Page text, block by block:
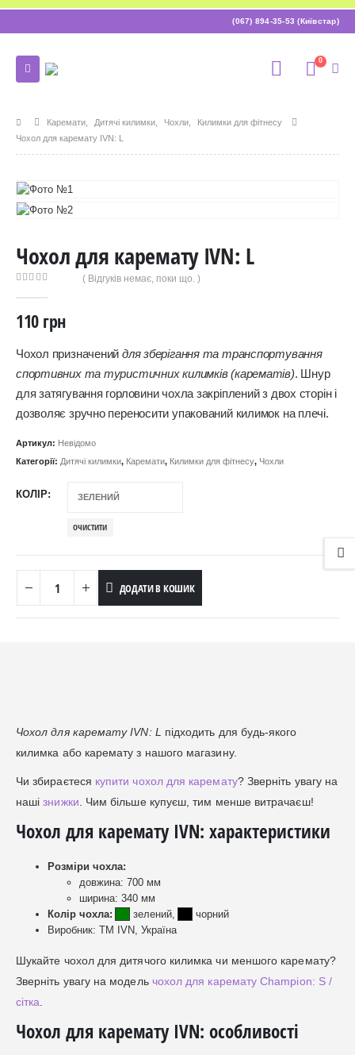
(067) 894-35-53 (Київстар)
0
Каремати Дитячі килимки Чохли
Килимки для фітнесу
Чохол для каремату IVN: L
Чохол для каремату IVN: L
( Відгуків немає, поки що. )
110грн
Чохол призначений для зберігання та транспортування
спортивних та туристичних килимків (карематів). Шнур
для затягування горловини чохла закріплений з двох сторін і
дозволяє зручно переносити упакований килимок на плечі.
Артикул: Невідомо
Категорії: Дитячі килимки, Каремати, Килимки для фітнесу, Чохли
КОЛІР
ОЧИСТИТИ
ДОДАТИ В КОШИК
Чохол для каремату IVN: L підходить для будь-якого
килимка або каремату з нашого магазину.
Чи збираєтеся купити чохол для каремату? Зверніть увагу на
нашізнижки. Чим більше купуєш, тим менше витрачаєш!
Чохол для каремату IVN: характеристики
Розміри чохла:
довжина: 700 мм
ширина: 340 мм
Колір чохла:
зелений,
чорний
Виробник: ТМ IVN, Україна
Шукайте чохол для дитячого килимка чи меншого каремату?
Зверніть увагу на модель чохол для каремату Champion: S /
сітка.
Чохол для каремату IVN: особливості